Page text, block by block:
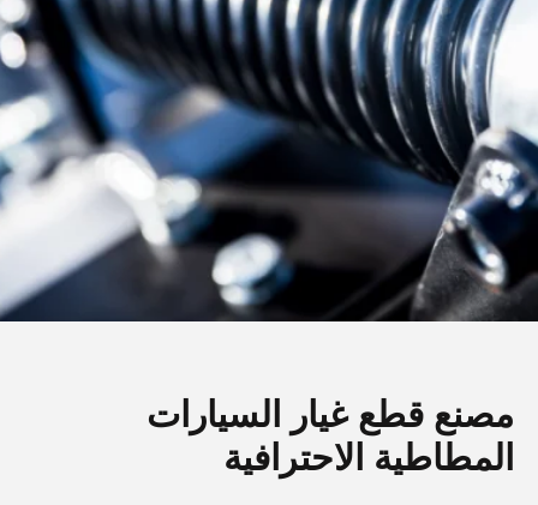
مصنع قطع غيار السيارات
المطاطية الاحترافية